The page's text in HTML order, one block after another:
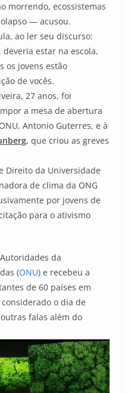
morrendo, ecossistemas
— acusou.
ao ler seu discurso:
estar na escola,
os jovens estão
de vocês.
27 anos, foi
a mesa de abertura
Antonio Guterres, e à
, que criou as greves
Direito da Universidade
de clima da ONG
por jovens de
para o ativismo
da
(ONU) e recebeu a
de 60 países em
o dia de
falas além do